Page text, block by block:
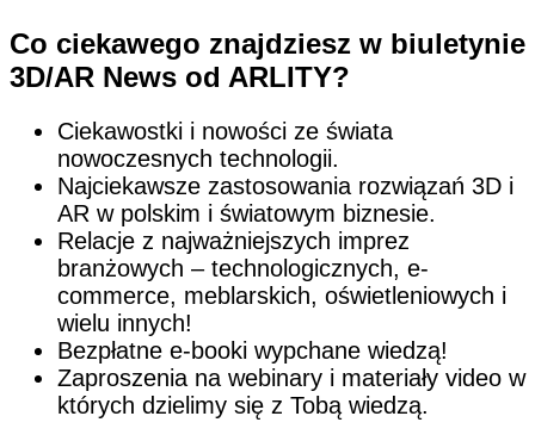
Co ciekawego znajdziesz w biuletynie
3D/AR News od ARLITY?
Ciekawostki i nowości ze świata
nowoczesnych technologii.
Najciekawsze zastosowania rozwiązań 3D i
AR w polskim i światowym biznesie.
Relacje z najważniejszych imprez
branżowych – technologicznych, e-
commerce, meblarskich, oświetleniowych i
wielu innych!
Bezpłatne e-booki wypchane wiedzą!
Zaproszenia na webinary i materiały video w
których dzielimy się z Tobą wiedzą.